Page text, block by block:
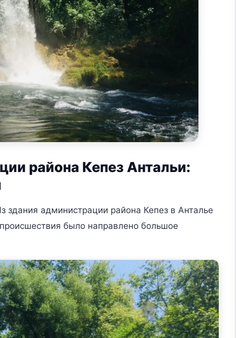
района Кепез Антальи:
здания администрации района Кепез в Анталье
было направлено большое